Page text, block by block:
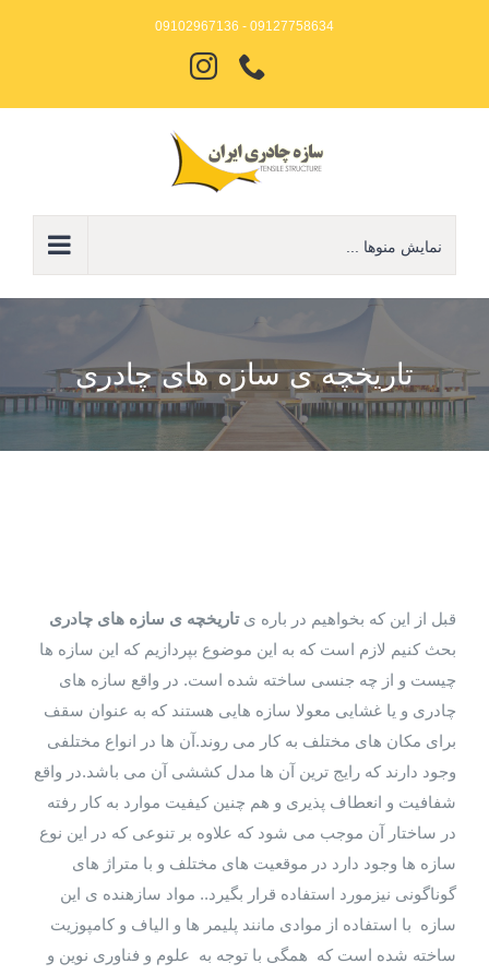
09127758634 - 09102967136
Instagram
نمایش منوها ...
تاریخچه ی سازه های چادری
قبل از این که بخواهیم در باره ی تاریخچه ی سازه های چادری
بحث کنیم لازم است که به این موضوع بپردازیم که این سازه ها
چیست و از چه جنسی ساخته شده است. در واقع سازه های
چادری و یا غشایی معولا سازه هایی هستند که به عنوان سقف
برای مکان های مختلف به کار می روند.آن ها در انواع مختلفی
وجود دارند که رایج ترین آن ها مدل کششی آن می باشد.در واقع
شفافیت و انعطاف پذیری و هم چنین کیفیت موارد به کار رفته
در ساختار آن موجب می شود که علاوه بر تنوعی که در این نوع
سازه ها وجود دارد در موقعیت های مختلف و با متراژ های
گوناگونی نیزمورد استفاده قرار بگیرد.. مواد سازهنده ی این
سازه با استفاده از موادی مانند پلیمر ها و الیاف و کامپوزیت
ساخته شده است که همگی با توجه به علوم و فناوری نوین و